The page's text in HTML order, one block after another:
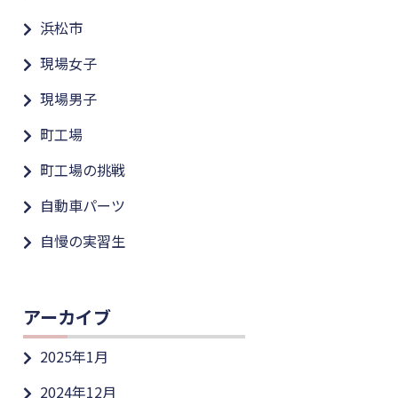
浜松市
現場女子
現場男子
町工場
町工場の挑戦
自動車パーツ
自慢の実習生
アーカイブ
2025年1月
2024年12月